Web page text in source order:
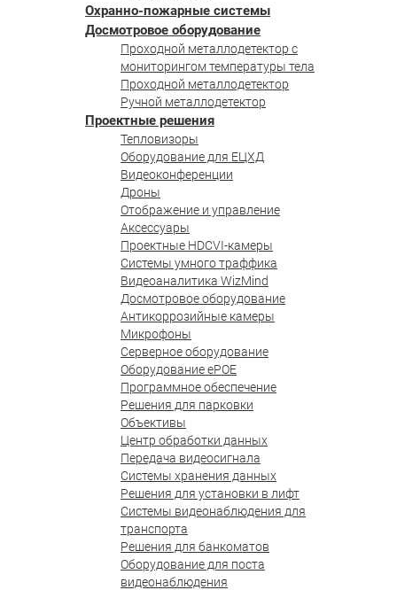
Охранно-пожарные системы
Досмотровое оборудование
Проходной металлодетектор с
мониторингом температуры тела
Проходной металлодетектор
Ручной металлодетектор
Проектные решения
Тепловизоры
Оборудование для ЕЦХД
Видеоконференции
Дроны
Отображение и управление
Аксессуары
Проектные HDCVI-камеры
Системы умного траффика
Видеоаналитика WizMind
Досмотровое оборудование
Антикоррозийные камеры
Микрофоны
Серверное оборудование
Оборудование ePOE
Программное обеспечение
Решения для парковки
Объективы
Центр обработки данных
Передача видеосигнала
Системы хранения данных
Решения для установки в лифт
Системы видеонаблюдения для
транспорта
Решения для банкоматов
Оборудование для поста
видеонаблюдения